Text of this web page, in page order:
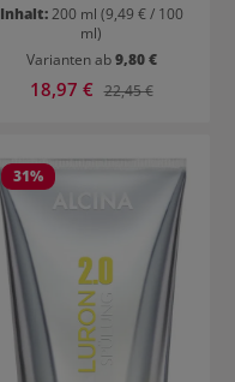
Inhalt:200 ml (9,49 € / 100
ml)
Varianten ab9,80 €
Verkaufspreis:
18,97 € Regulärer Preis:
22,45 €
31%